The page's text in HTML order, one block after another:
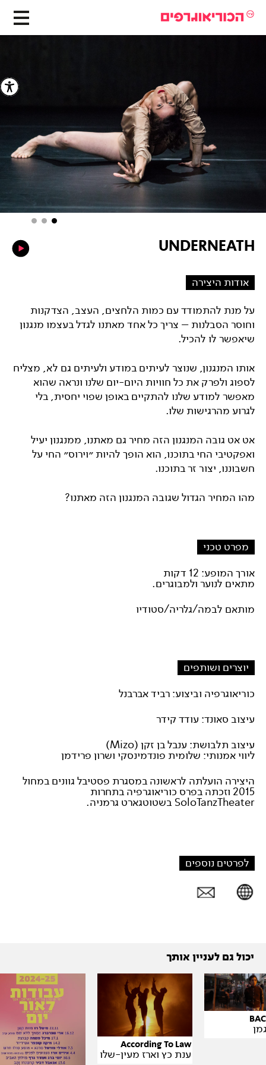
UNDERNEATH
אודות היצירה
על מנת להתמודד עם כמות הלחצים, העצב, הצדקנות
וחוסר הסבלנות – צריך כל אחד מאתנו לגדל בעצמו מנגנון
שיאפשר לו להכיל.
אותו המנגנון, שנוצר לעיתים במודע ולעיתים גם לא, מצליח
לספוג ולפרק את כל חוויות היום-יום שלנו ונראה שהוא
מאפשר למודע שלנו להתקיים באופן שפוי יחסית, בלי
לגרוע מהרגישות שלו.
אט אט גובה המנגנון הזה מחיר גם מאתנו, ממנגנון יעיל
ואפקטיבי החי בתוכנו, הוא הופך להיות ״וירוס״ החי על
חשבוננו, יצור זר בתוכנו.
מהו המחיר הגדול שגובה המנגנון הזה מאתנו?
מפרט טכני
אורך המופע: 12 דקות
מתאים לנוער ולמבוגרים.
מותאם לבמה/גלריה/סטודיו
יוצרים ושותפים
כוריאוגרפיה וביצוע: רביד אברבנל
עיצוב סאונד: עודד קידר
עיצוב תלבושת: ענבל בן זקן (Mizo)
ליווי אמנותי: שלומית פונדמינסקי ושרון פרידמן
היצירה הועלתה לראשונה במסגרת פסטיבל גוונים במחול
2015 וזכתה בפרס כוריאוגרפיה בתחרות
SoloTanzTheater בשטוטגארט גרמניה.
לפרטים נוספים
יכול גם לעניין אותך
According To Law
ענת כץ וארז מעין-שלו